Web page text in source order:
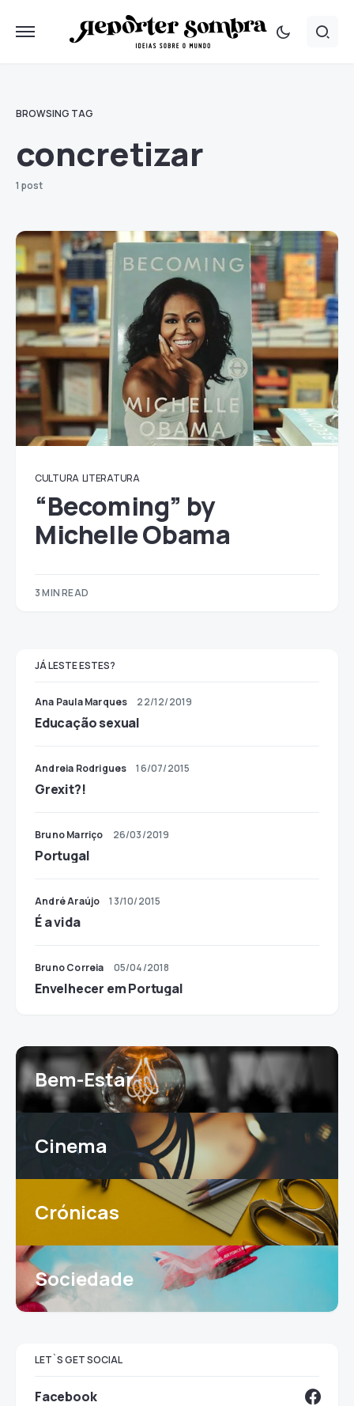
BROWSING TAG
concretizar
1 post
CULTURA LITERATURA
“Becoming” by
Michelle Obama
3 MIN READ
JÁ LESTE ESTES?
Ana Paula Marques 22/12/2019
Educação sexual
Andreia Rodrigues 16/07/2015
Grexit?!
Bruno Marriço 26/03/2019
Portugal
André Araújo 13/10/2015
É a vida
Bruno Correia 05/04/2018
Envelhecer em Portugal
Bem-Estar
Cinema
Crónicas
Sociedade
LET`S GET SOCIAL
Facebook